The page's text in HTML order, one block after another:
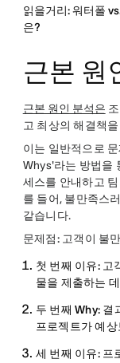
읽을거리: 워터폴
은?
근본 원
근본 원인 분석은
고 최상의 해결책
이는 일반적으로
Whys'라는 방법을
세스를 안내하고
를 들어, 불만족스
같습니다.
문제점: 고객이 불
첫 번째 이유: 고
물을 제출하는
두 번째 Why: 결
프로젝트가 예
세 번째 이유:프